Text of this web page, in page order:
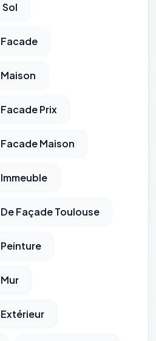
Prix
Maison
Façade Toulouse